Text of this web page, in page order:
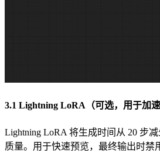
3.1 Lightning LoRA（可选，用于加速
Lightning LoRA 将生成时间从 20 步
质量。用于快速预览，最终输出时禁